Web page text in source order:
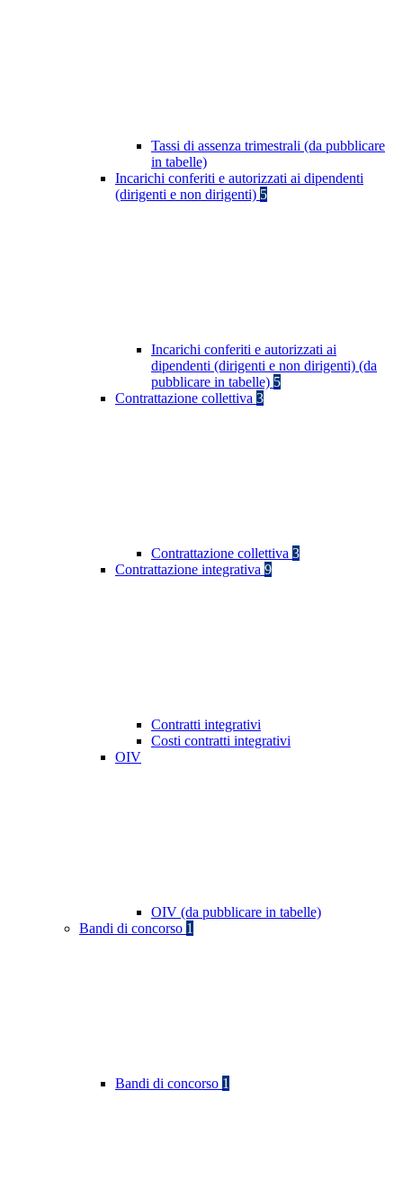
Tassi di assenza trimestrali (da pubblicare
in tabelle)
Incarichi conferiti e autorizzati ai dipendenti
(dirigenti e non dirigenti) 5
Incarichi conferiti e autorizzati ai
dipendenti (dirigenti e non dirigenti) (da
pubblicare in tabelle) 5
Contrattazione collettiva 3
Contrattazione collettiva 3
Contrattazione integrativa 9
Contratti integrativi
Costi contratti integrativi
OIV
OIV (da pubblicare in tabelle)
Bandi di concorso 1
Bandi di concorso 1